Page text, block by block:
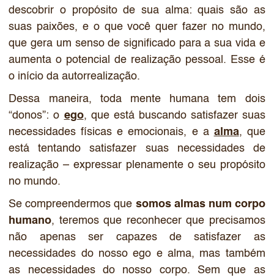
descobrir o propósito de sua alma: quais são as
suas paixões, e o que você quer fazer no mundo,
que gera um senso de significado para a sua vida e
aumenta o potencial de realização pessoal. Esse é
o início da autorrealização.
Dessa maneira, toda mente humana tem dois
“donos”: o ego, que está buscando satisfazer suas
necessidades físicas e emocionais, e a alma, que
está tentando satisfazer suas necessidades de
realização – expressar plenamente o seu propósito
no mundo.
Se compreendermos que somos almas num corpo
humano, teremos que reconhecer que precisamos
não apenas ser capazes de satisfazer as
necessidades do nosso ego e alma, mas também
as necessidades do nosso corpo. Sem que as